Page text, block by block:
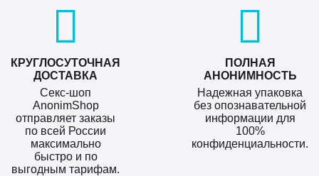
КРУГЛОСУТОЧНАЯ
ДОСТАВКА
Секс-шоп
AnonimShop
отправляет заказы
по всей России
максимально
быстро и по
выгодным тарифам.
ПОЛНАЯ
АНОНИМНОСТЬ
Надежная упаковка
без опознавательной
информации для
100%
конфиденциальности.